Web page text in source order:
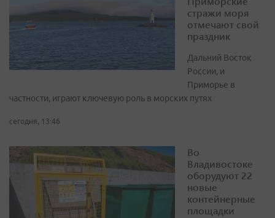
стражи моря
отмечают свой
праздник
Дальний Восток
России, и
Приморье в
частности, играют ключевую роль в морских путях
сегодня, 13:46
Во
Владивостоке
оборудуют 22
новые
контейнерные
площадки